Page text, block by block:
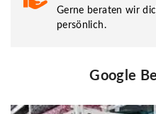
Gerne beraten wir
persönlich.
Google